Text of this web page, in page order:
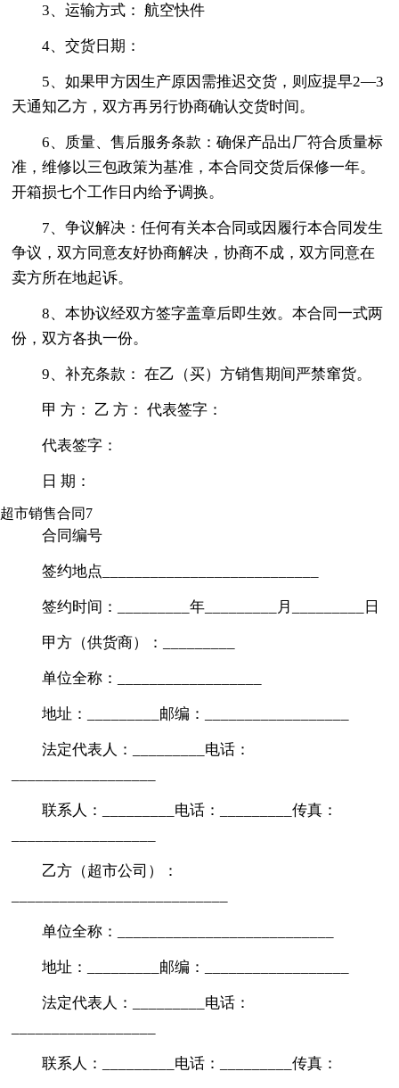
3、运输方式： 航空快件
4、交货日期：
5、如果甲方因生产原因需推迟交货，则应提早2—3
天通知乙方，双方再另行协商确认交货时间。
6、质量、售后服务条款：确保产品出厂符合质量标
准，维修以三包政策为基准，本合同交货后保修一年。
开箱损七个工作日内给予调换。
7、争议解决：任何有关本合同或因履行本合同发生
争议，双方同意友好协商解决，协商不成，双方同意在
卖方所在地起诉。
8、本协议经双方签字盖章后即生效。本合同一式两
份，双方各执一份。
9、补充条款： 在乙（买）方销售期间严禁窜货。
甲 方： 乙 方： 代表签字：
代表签字：
日 期：
超市销售合同7
合同编号
签约地点___________________________
签约时间：_________年_________月_________日
甲方（供货商）：_________
单位全称：__________________
地址：_________邮编：__________________
法定代表人：_________电话：
联系人：_________电话：_________传真：
乙方（超市公司）：
单位全称：___________________________
地址：_________邮编：__________________
法定代表人：_________电话：
联系人：_________电话：_________传真：